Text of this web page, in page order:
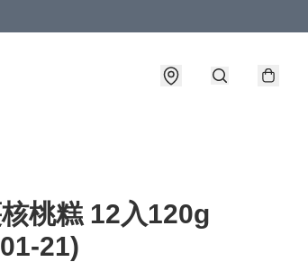
桃糕 12入120g
21)